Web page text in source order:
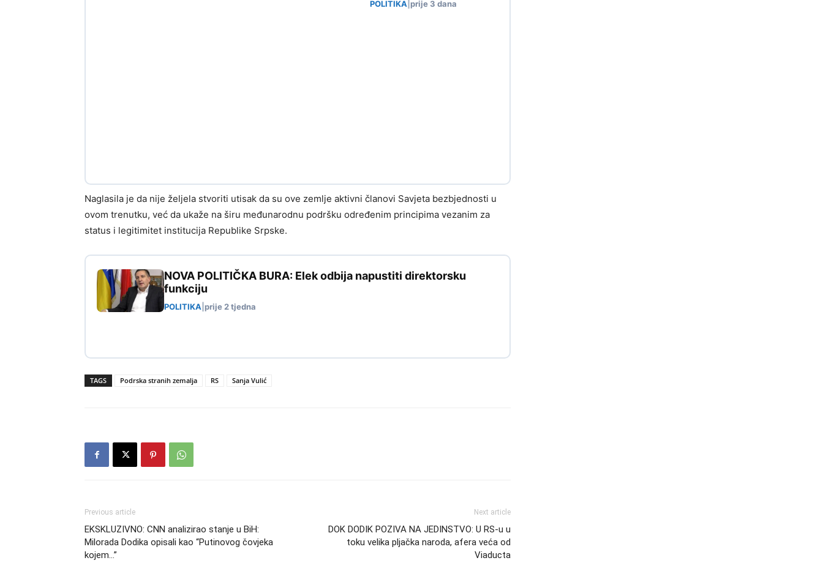
POLITIKA prije 3 dana
Naglasila je da nije željela stvoriti utisak da su ove zemlje aktivni članovi Savjeta bezbjednosti u
ovom trenutku, već da ukaže na širu međunarodnu podršku određenim principima vezanim za
status i legitimitet institucija Republike Srpske.
NOVA POLITIČKA BURA: Elek odbija napustiti direktorsku
funkciju
POLITIKA prije 2 tjedna
TAGS Podrska stranih zemalja RS Sanja Vulić
Previous article
EKSKLUZIVNO: CNN analizirao stanje u BiH:
Milorada Dodika opisali kao “Putinovog čovjeka
kojem…”
Next article
DOK DODIK POZIVA NA JEDINSTVO: U RS-u u
toku velika pljačka naroda, afera veća od
Viaducta